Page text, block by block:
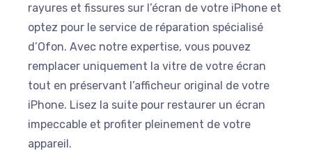
rayures et fissures sur l’écran de votre iPhone et
optez pour le service de réparation spécialisé
d’Ofon. Avec notre expertise, vous pouvez
remplacer uniquement la vitre de votre écran
tout en préservant l’afficheur original de votre
iPhone. Lisez la suite pour restaurer un écran
impeccable et profiter pleinement de votre
appareil.